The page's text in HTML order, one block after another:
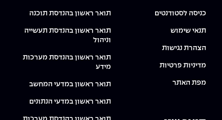
כניסה לסטודנטים
תנאי שימוש
הצהרת נגישות
מדיניות פרטיות
מפת האתר
תואר ראשון בהנדסת תוכנה
תואר ראשון בהנדסת תעשייה
וניהול
תואר ראשון בהנדסת מערכות
מידע
תואר ראשון במדעי המחשב
תואר ראשון במדעי הנתונים